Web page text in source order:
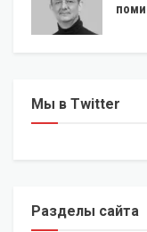
Мы в Twitter
Разделы сайта